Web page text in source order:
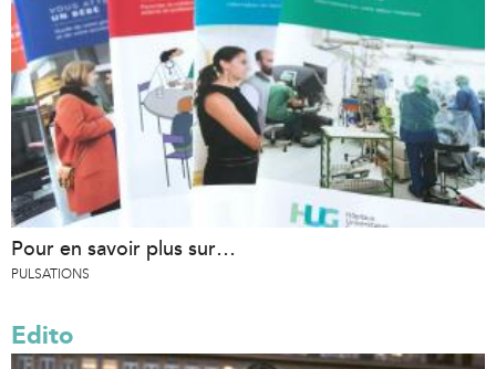
Pour en savoir plus sur…
PULSATIONS
Edito